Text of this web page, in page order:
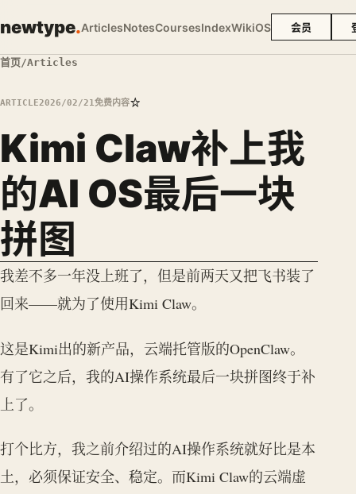
newtype.ArticlesNotesCoursesIndexWikiOS 会员
首页/Articles
ARTICLE2026/02/21免费内容☆
Kimi Claw补上我
的AI OS最后一块
拼图
我差不多一年没上班了，但是前两天又把飞书装了
回来——就为了使用Kimi Claw。
这是Kimi出的新产品，云端托管版的OpenClaw。
有了它之后，我的AI操作系统最后一块拼图终于补
上了。
打个比方，我之前介绍过的AI操作系统就好比是本
土，必须保证安全、稳定。而Kimi Claw的云端虚